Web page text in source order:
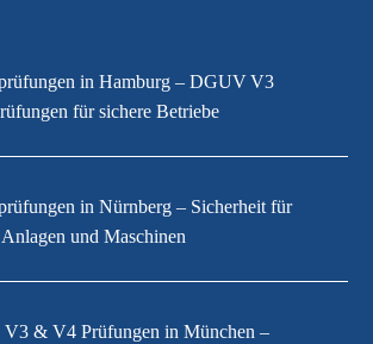
in Hamburg – DGUV V3
für sichere Betriebe
in Nürnberg – Sicherheit für
und Maschinen
& V4 Prüfungen in München –